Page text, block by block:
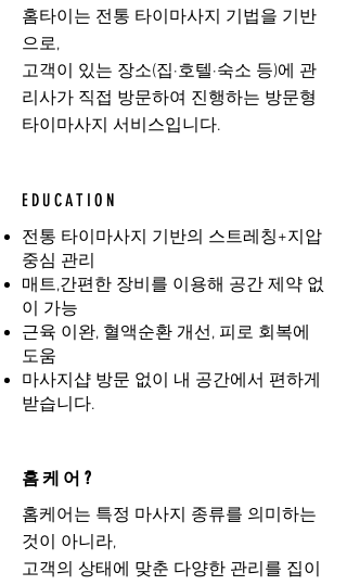
홈타이는 전통 타이마사지 기법을 기반
으로,
고객이 있는 장소(집·호텔·숙소 등)에 관
리사가 직접 방문하여 진행하는 방문형
타이마사지 서비스입니다.
EDUCATION
전통 타이마사지 기반의 스트레칭+지압
중심 관리
매트,간편한 장비를 이용해 공간 제약 없
이 가능
근육 이완, 혈액순환 개선, 피로 회복에
도움
마사지샵 방문 없이 내 공간에서 편하게
받습니다.
홈케어?
홈케어는 특정 마사지 종류를 의미하는
것이 아니라,
고객의 상태에 맞춘 다양한 관리를 집이